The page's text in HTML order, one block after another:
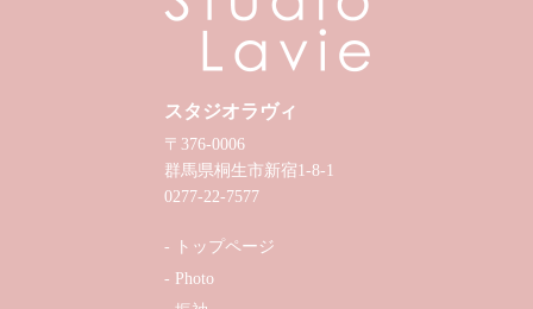
スタジオラヴィ
〒376-0006
群馬県桐生市新宿1-8-1
0277-22-7577
トップページ
Photo